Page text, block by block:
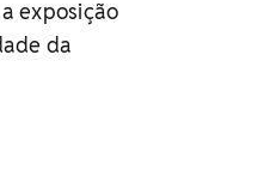
exposição
da